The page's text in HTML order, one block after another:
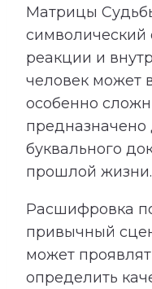
Матрицы
реакции и
человек может
особенно
буквального
прошлой жизни.
Расшифровка
привычный
может
определить